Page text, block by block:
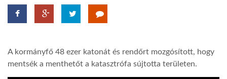
GLOBOBOOK
A kormányfő 48 ezer katonát és rendőrt mozgósított, hogy
mentsék a menthetőt a katasztrófa sújtotta területen.